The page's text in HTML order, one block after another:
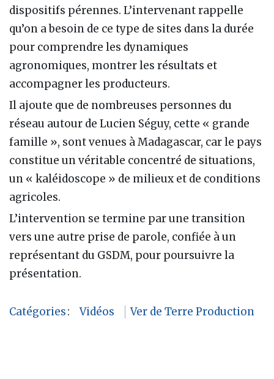
dispositifs pérennes. L’intervenant rappelle
qu’on a besoin de ce type de sites dans la durée
pour comprendre les dynamiques
agronomiques, montrer les résultats et
accompagner les producteurs.
Il ajoute que de nombreuses personnes du
réseau autour de Lucien Séguy, cette « grande
famille », sont venues à Madagascar, car le pays
constitue un véritable concentré de situations,
un « kaléidoscope » de milieux et de conditions
agricoles.
L’intervention se termine par une transition
vers une autre prise de parole, confiée à un
représentant du GSDM, pour poursuivre la
présentation.
Catégories: Vidéos Ver de Terre Production